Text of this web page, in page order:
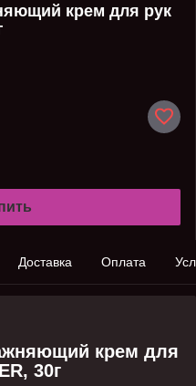
крем для рук
Доставка Оплата
крем для
30г